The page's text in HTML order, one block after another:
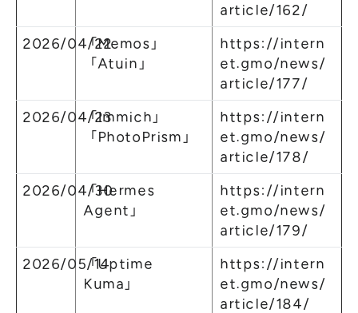
article/162/
2026/04/22「Memos」
「Atuin」
https://intern
et.gmo/news/
article/177/
2026/04/23「Immich」
「PhotoPrism」
https://intern
et.gmo/news/
article/178/
2026/04/30「Hermes
Agent」
https://intern
et.gmo/news/
article/179/
2026/05/14「Uptime
Kuma」
https://intern
et.gmo/news/
article/184/